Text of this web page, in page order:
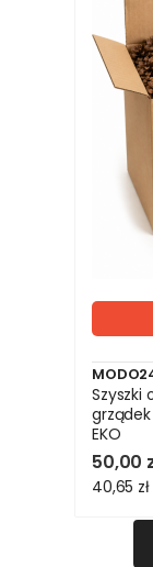
Szyszki
grządek
EKO
50,00
40,65 zł